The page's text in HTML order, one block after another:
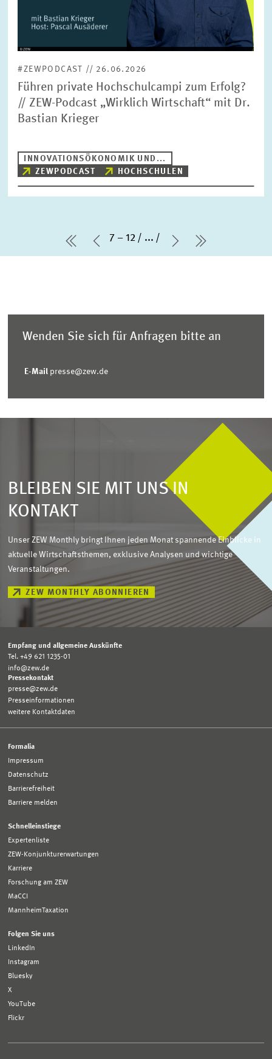
#ZEWPODCAST // 26.06.2026
Führen private Hochschulcampi zum Erfolg?
// ZEW-Podcast „Wirklich Wirtschaft“ mit Dr.
Bastian Krieger
INNOVATIONSÖKONOMIK UND...
ZEWPODCAST
HOCHSCHULEN
erste Seite
Vorherige Seite
7 – 12 ...
Nächste Seite
letzte Seite
Wenden Sie sich für Anfragen bitte an
E-Mail presse@zew.de
BLEIBEN SIE MIT UNS IN
KONTAKT
Unser ZEW Monthly bringt Ihnen jeden Monat spannende Einblicke in
aktuelle Wirtschaftsthemen, exklusive Analysen und wichtige
Veranstaltungen.
ZEW MONTHLY ABONNIEREN
Empfang und allgemeine Auskünfte
Tel. +49 621 1235-01
info@zew.de
Pressekontakt
presse@zew.de
Presseinformationen
weitere Kontaktdaten
Formalia
Impressum
Datenschutz
Barrierefreiheit
Barriere melden
Schnelleinstiege
Expertenliste
ZEW-Konjunkturerwartungen
Karriere
Forschung am ZEW
MaCCI
MannheimTaxation
Folgen Sie uns
LinkedIn
Instagram
Bluesky
X
YouTube
Flickr